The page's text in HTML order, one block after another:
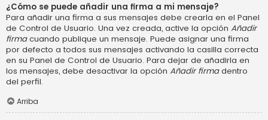
¿Cómo se puede añadir una firma a mi mensaje?
Para añadir una firma a sus mensajes debe crearla en el Panel
de Control de Usuario. Una vez creada, active la opción Añadir
firmacuando publique un mensaje. Puede asignar una firma
por defecto a todos sus mensajes activando la casilla correcta
en su Panel de Control de Usuario. Para dejar de añadirla en
los mensajes, debe desactivar la opción Añadir firmadentro
del perfil.
Arriba